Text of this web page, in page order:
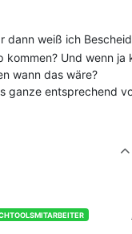
dann weiß ich
kommen? Und wenn ja
wann das wäre?
ganze entsprechend